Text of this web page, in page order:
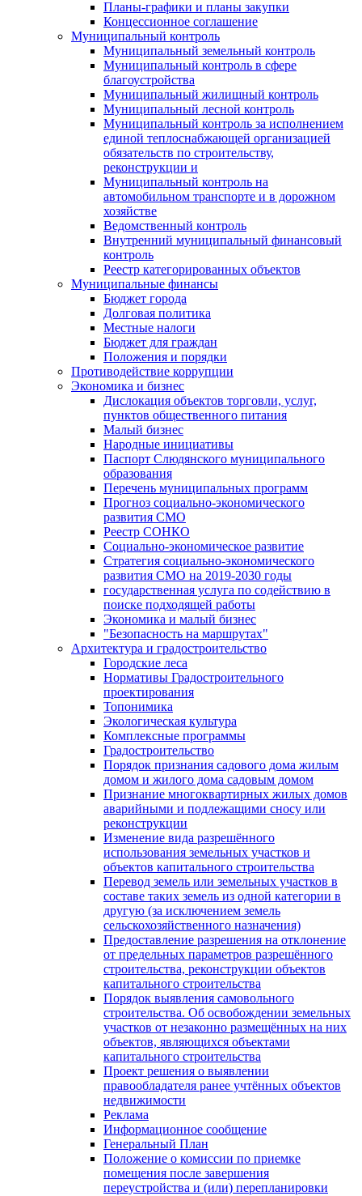
Планы-графики и планы закупки
Концессионное соглашение
Муниципальный контроль
Муниципальный земельный контроль
Муниципальный контроль в сфере
благоустройства
Муниципальный жилищный контроль
Муниципальный лесной контроль
Муниципальный контроль за исполнением
единой теплоснабжающей организацией
обязательств по строительству,
реконструкции и
Муниципальный контроль на
автомобильном транспорте и в дорожном
хозяйстве
Ведомственный контроль
Внутренний муниципальный финансовый
контроль
Реестр категорированных объектов
Муниципальные финансы
Бюджет города
Долговая политика
Местные налоги
Бюджет для граждан
Положения и порядки
Противодействие коррупции
Экономика и бизнес
Дислокация объектов торговли, услуг,
пунктов общественного питания
Малый бизнес
Народные инициативы
Паспорт Слюдянского муниципального
образования
Перечень муниципальных программ
Прогноз социально-экономического
развития СМО
Реестр СОНКО
Социально-экономическое развитие
Стратегия социально-экономического
развития СМО на 2019-2030 годы
государственная услуга по содействию в
поиске подходящей работы
Экономика и малый бизнес
"Безопасность на маршрутах"
Архитектура и градостроительство
Городские леса
Нормативы Градостроительного
проектирования
Топонимика
Экологическая культура
Комплексные программы
Градостроительство
Порядок признания садового дома жилым
домом и жилого дома садовым домом
Признание многоквартирных жилых домов
аварийными и подлежащими сносу или
реконструкции
Изменение вида разрешённого
использования земельных участков и
объектов капитального строительства
Перевод земель или земельных участков в
составе таких земель из одной категории в
другую (за исключением земель
сельскохозяйственного назначения)
Предоставление разрешения на отклонение
от предельных параметров разрешённого
строительства, реконструкции объектов
капитального строительства
Порядок выявления самовольного
строительства. Об освобождении земельных
участков от незаконно размещённых на них
объектов, являющихся объектами
капитального строительства
Проект решения о выявлении
правообладателя ранее учтённых объектов
недвижимости
Реклама
Информационное сообщение
Генеральный План
Положение о комиссии по приемке
помещения после завершения
переустройства и (или) перепланировки